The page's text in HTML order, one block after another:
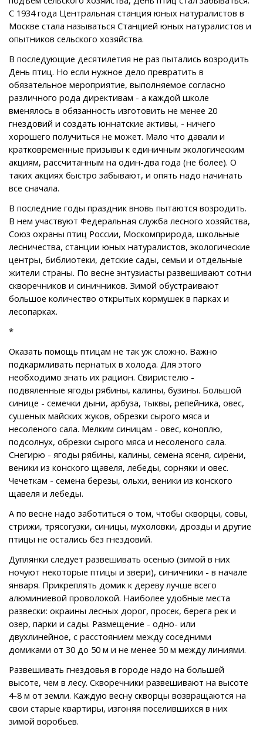
С 1934 года Центральная станция юных натуралистов в
Москве стала называться Станцией юных натуралистов и
опытников сельского хозяйства.
В последующие десятилетия не раз пытались возродить
День птиц. Но если нужное дело превратить в
обязательное мероприятие, выполняемое согласно
различного рода директивам - а каждой школе
вменялось в обязанность изготовить не менее 20
гнездовий и создать юннатские активы, - ничего
хорошего получиться не может. Мало что давали и
кратковременные призывы к единичным экологическим
акциям, рассчитанным на один-два года (не более). О
таких акциях быстро забывают, и опять надо начинать
все сначала.
В последние годы праздник вновь пытаются возродить.
В нем участвуют Федеральная служба лесного хозяйства,
Союз охраны птиц России, Москомприрода, школьные
лесничества, станции юных натуралистов, экологические
центры, библиотеки, детские сады, семьи и отдельные
жители страны. По весне энтузиасты развешивают сотни
скворечников и синичников. Зимой обустраивают
большое количество открытых кормушек в парках и
лесопарках.
*
Оказать помощь птицам не так уж сложно. Важно
подкармливать пернатых в холода. Для этого
необходимо знать их рацион. Свиристелю -
подвяленные ягоды рябины, калины, бузины. Большой
синице - семечки дыни, арбуза, тыквы, репейника, овес,
сушеных майских жуков, обрезки сырого мяса и
несоленого сала. Мелким синицам - овес, коноплю,
подсолнух, обрезки сырого мяса и несоленого сала.
Снегирю - ягоды рябины, калины, семена ясеня, сирени,
веники из конского щавеля, лебеды, сорняки и овес.
Чечеткам - семена березы, ольхи, веники из конского
щавеля и лебеды.
А по весне надо заботиться о том, чтобы скворцы, совы,
стрижи, трясогузки, синицы, мухоловки, дрозды и другие
птицы не остались без гнездовий.
Дуплянки следует развешивать осенью (зимой в них
ночуют некоторые птицы и звери), синичники - в начале
января. Прикреплять домик к дереву лучше всего
алюминиевой проволокой. Наиболее удобные места
развески: окраины лесных дорог, просек, берега рек и
озер, парки и сады. Размещение - одно- или
двухлинейное, с расстоянием между соседними
домиками от 30 до 50 м и не менее 50 м между линиями.
Развешивать гнездовья в городе надо на большей
высоте, чем в лесу. Скворечники развешивают на высоте
4-8 м от земли. Каждую весну скворцы возвращаются на
свои старые квартиры, изгоняя поселившихся в них
зимой воробьев.